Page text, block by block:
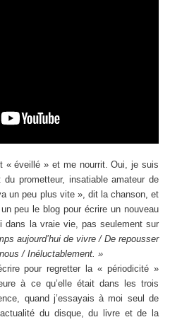
« éveillé » et me nourrit. Oui, je suis
prometteur, insatiable amateur de
un peu plus vite », dit la chanson, et
peu le blog pour écrire un nouveau
dans la vraie vie, pas seulement sur
aujourd’hui de vivre / De repousser
/ Inéluctablement. »
pour regretter la « périodicité »
à ce qu’elle était dans les trois
quand j’essayais à moi seul de
du disque, du livre et de la